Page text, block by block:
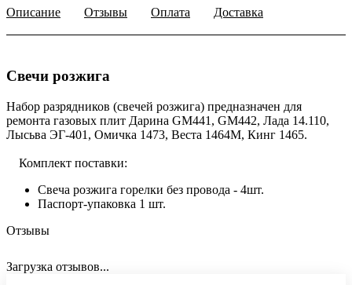
Описание Отзывы Оплата Доставка
Свечи розжига
Набор разрядников (свечей розжига) предназначен для
ремонта газовых плит Дарина GM441, GM442, Лада 14.110,
Лысьва ЭГ-401, Омичка 1473, Веста 1464М, Кинг 1465.
Комплект поставки:
Свеча розжига горелки без провода - 4шт.
Паспорт-упаковка 1 шт.
Отзывы
Загрузка отзывов...